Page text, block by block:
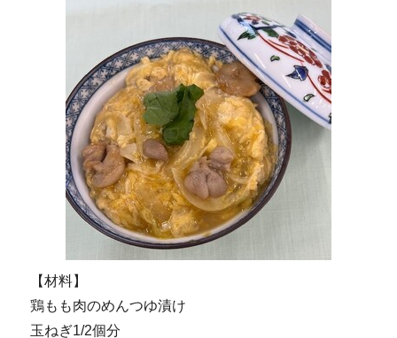
【材料】
鶏もも肉のめんつゆ漬け
玉ねぎ1/2個分